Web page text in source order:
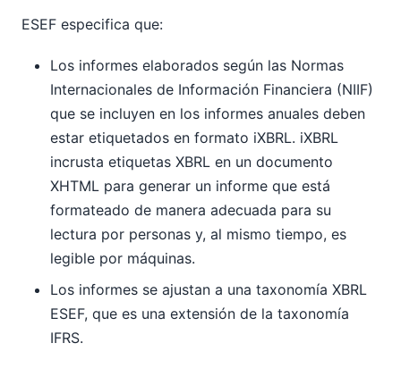
ESEF especifica que:
Los informes elaborados según las Normas
Internacionales de Información Financiera (NIIF)
que se incluyen en los informes anuales deben
estar etiquetados en formato iXBRL. iXBRL
incrusta etiquetas XBRL en un documento
XHTML para generar un informe que está
formateado de manera adecuada para su
lectura por personas y, al mismo tiempo, es
legible por máquinas.
Los informes se ajustan a una taxonomía XBRL
ESEF, que es una extensión de la taxonomía
IFRS.